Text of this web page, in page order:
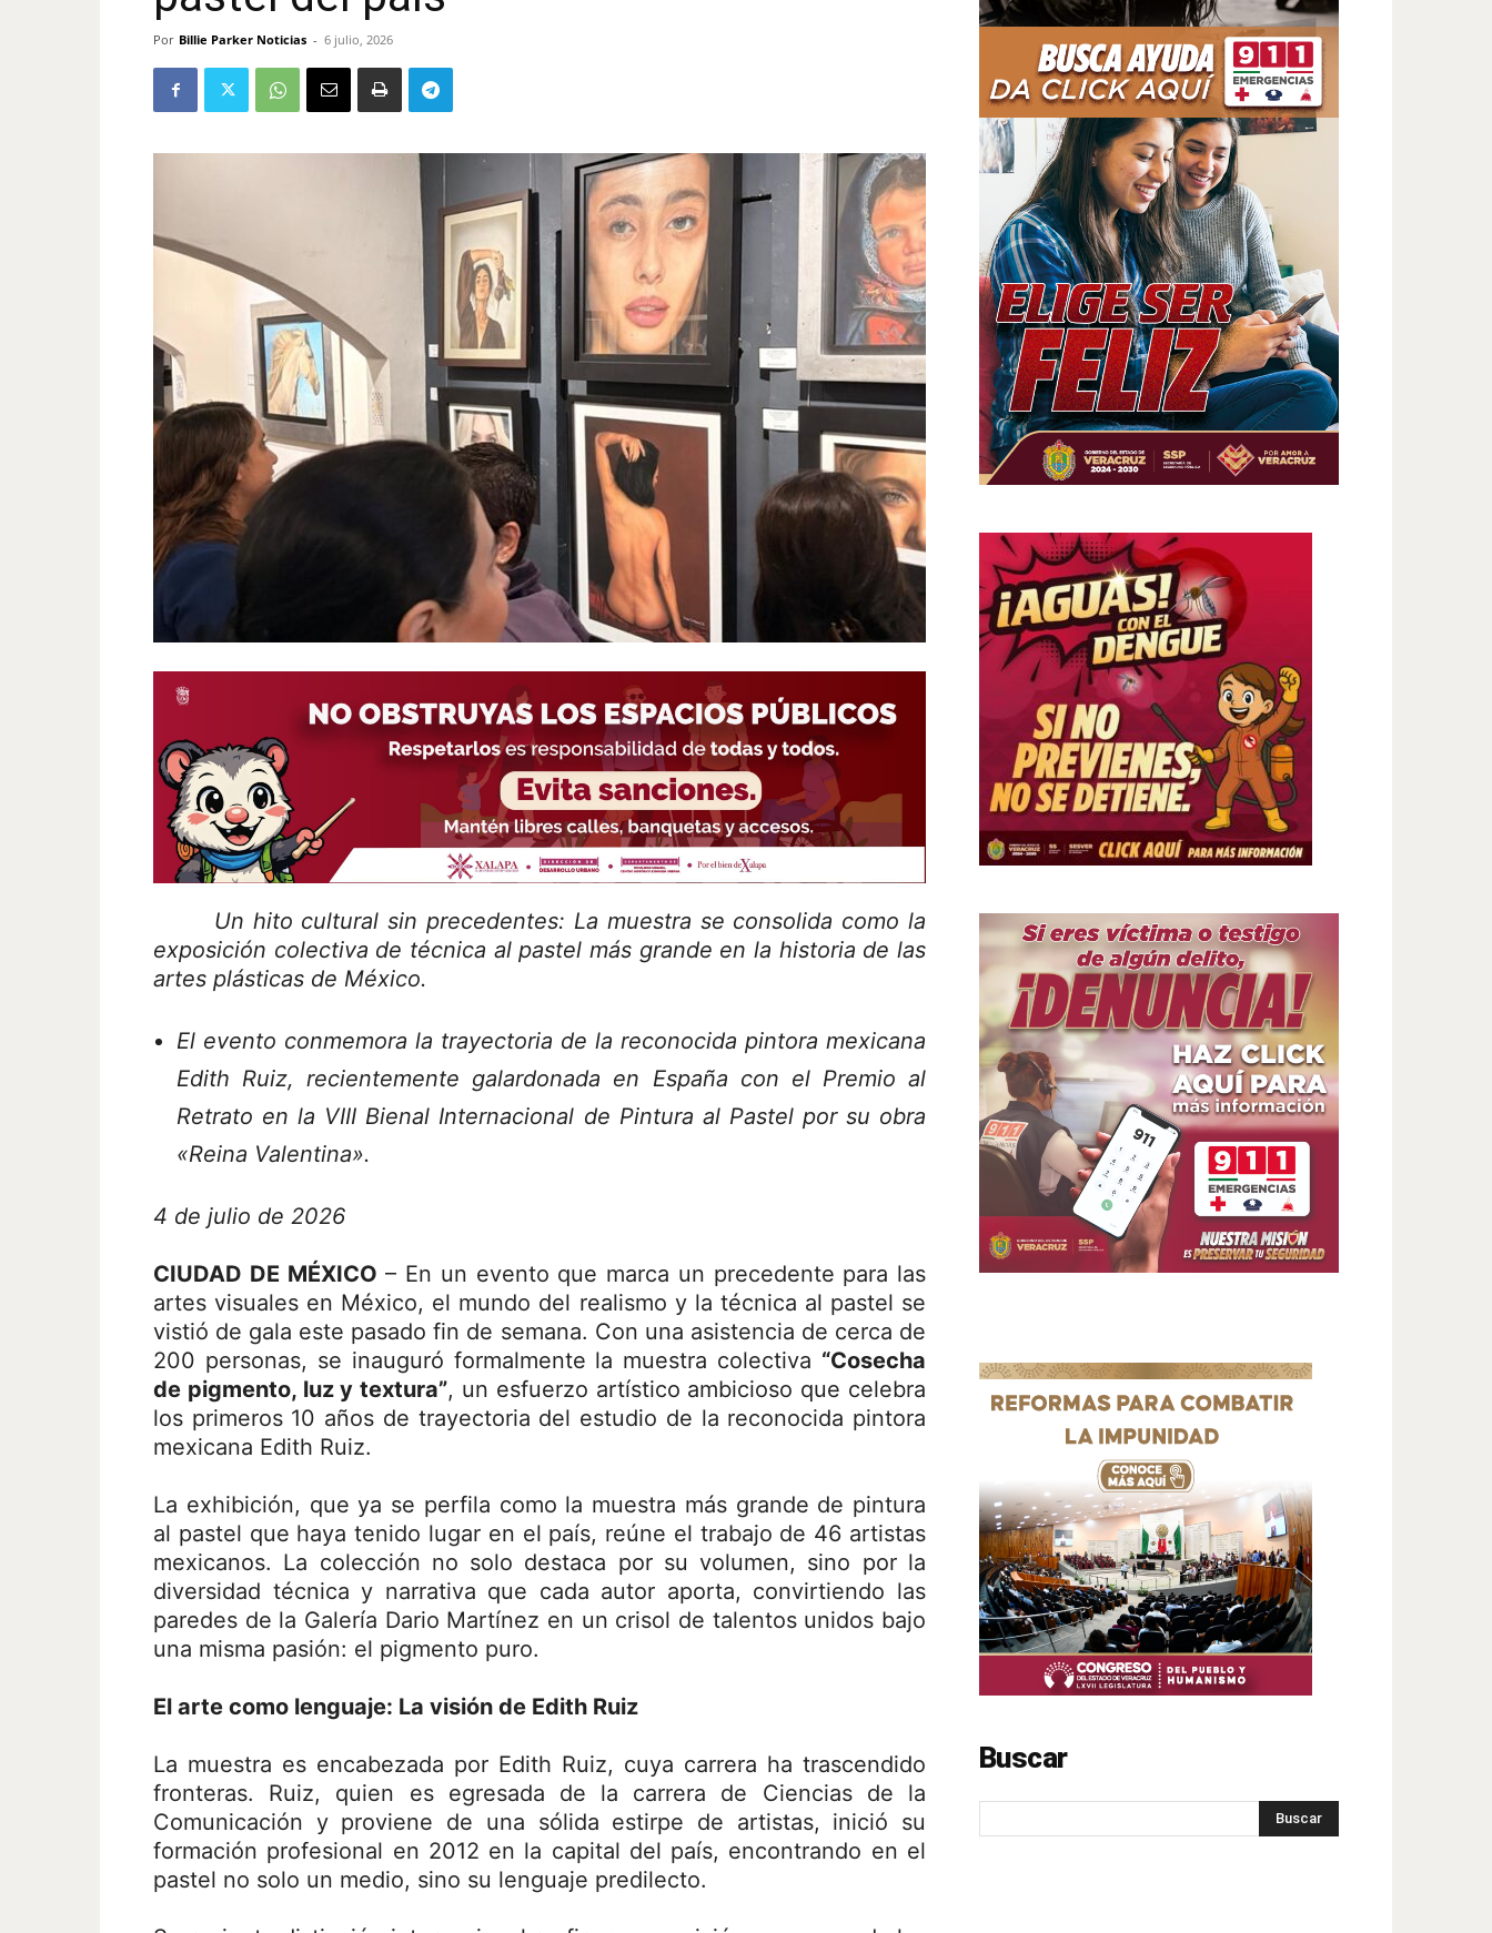
Por Billie Parker Noticias - 6 julio, 2026
Un hito cultural sin precedentes: La muestra se consolida como la
exposición colectiva de técnica al pastel más grande en la historia de las
artes plásticas de México.
El evento conmemora la trayectoria de la reconocida pintora mexicana
Edith Ruiz, recientemente galardonada en España con el Premio al
Retrato en la VIII Bienal Internacional de Pintura al Pastel por su obra
«Reina Valentina».
4 de julio de 2026
CIUDAD DE MÉXICO – En un evento que marca un precedente para las
artes visuales en México, el mundo del realismo y la técnica al pastel se
vistió de gala este pasado fin de semana. Con una asistencia de cerca de
200 personas, se inauguró formalmente la muestra colectiva “Cosecha
de pigmento, luz y textura”, un esfuerzo artístico ambicioso que celebra
los primeros 10 años de trayectoria del estudio de la reconocida pintora
mexicana Edith Ruiz.
La exhibición, que ya se perfila como la muestra más grande de pintura
al pastel que haya tenido lugar en el país, reúne el trabajo de 46 artistas
mexicanos. La colección no solo destaca por su volumen, sino por la
diversidad técnica y narrativa que cada autor aporta, convirtiendo las
paredes de la Galería Dario Martínez en un crisol de talentos unidos bajo
una misma pasión: el pigmento puro.
El arte como lenguaje: La visión de Edith Ruiz
La muestra es encabezada por Edith Ruiz, cuya carrera ha trascendido
fronteras. Ruiz, quien es egresada de la carrera de Ciencias de la
Comunicación y proviene de una sólida estirpe de artistas, inició su
formación profesional en 2012 en la capital del país, encontrando en el
pastel no solo un medio, sino su lenguaje predilecto.
Buscar